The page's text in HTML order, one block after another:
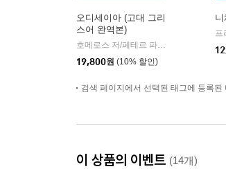
오디세이아 (고대 그리
스어 완역본)
19,800원 (10% 할인)
검색 페이지에서 선택된 태그에 등록된
이 상품의 이벤트 (14개)